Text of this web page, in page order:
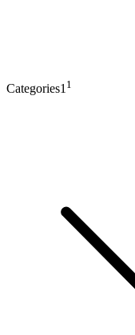
Categories1 1